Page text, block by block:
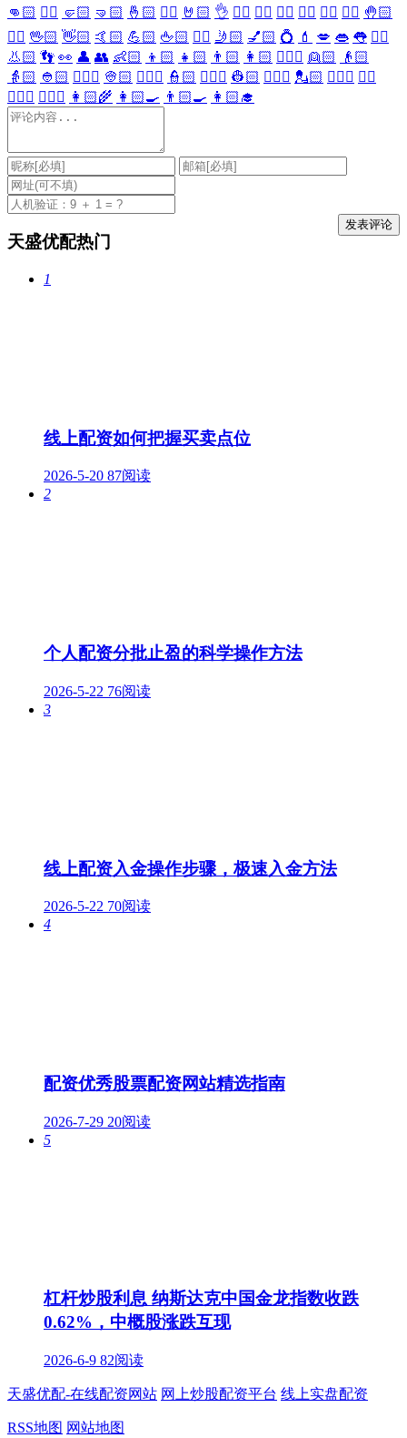
👊🏻 ✊🏻 🤛🏻 🤜🏻 🤞🏻 ✌🏻 🤘🏻 👌 👈🏻 👉🏻 👆🏻 👇🏻 ☝🏻 ✋🏻 🤚🏻
🖐🏻 🖖🏻 👋🏻 🤙🏻 💪🏻 🖕🏻 ✍🏻 🤳🏻 💅🏻 💍 💄 💋 👄 👅 👂🏻
👃🏻 👣 👀 👤 👥 👶🏻 👦🏻 👧🏻 👨🏻 👩🏻 👱🏻‍♀️ 👱🏻
👴🏻
👵🏻 👲🏻 👳🏻‍♀️ 👳🏻 👮🏻‍♀️ 👮🏻 👷🏻‍♀️ 👷🏻 💂🏻‍♀️ 💂🏻 🕵🏻‍♀️ 🕵🏻
👩🏻‍⚕️ 👨🏻‍⚕️ 👩🏻‍🌾 👩🏻‍🍳 👨🏻‍🍳 👩🏻‍🎓
天盛优配热门
1
线上配资如何把握买卖点位
2026-5-20 87阅读
2
个人配资分批止盈的科学操作方法
2026-5-22 76阅读
3
线上配资入金操作步骤，极速入金方法
2026-5-22 70阅读
4
配资优秀股票配资网站精选指南
2026-7-29 20阅读
5
杠杆炒股利息 纳斯达克中国金龙指数收跌
0.62%，中概股涨跌互现
2026-6-9 82阅读
天盛优配-在线配资网站 网上炒股配资平台 线上实盘配资
RSS地图 网站地图